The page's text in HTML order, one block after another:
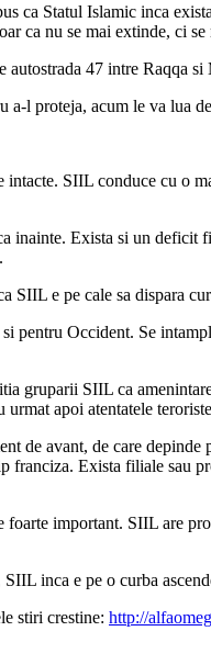
ca Statul Islamic inca
ca nu se mai extinde, ci se
47 intre
a-l proteja, acum le va lua
SIIL conduce cu o
inainte. Exista si un
e pe cale sa dispara
Occident. Se
gruparii SIIL ca
apoi atentatele
de avant, de care
Exista filiale sau
important. SIIL are
inca e pe o curba
stiri crestine: http://